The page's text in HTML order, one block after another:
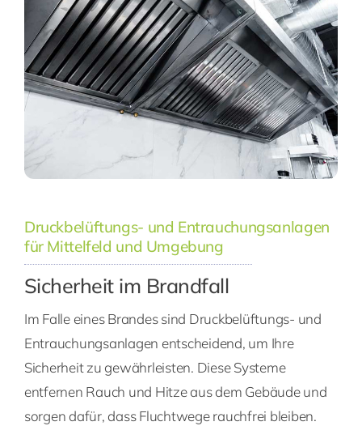
Druckbelüftungs- und Entrauchungsanlagen
für Mittelfeld und Umgebung
Sicherheit im Brandfall
Im Falle eines Brandes sind Druckbelüftungs- und
Entrauchungsanlagen entscheidend, um Ihre
Sicherheit zu gewährleisten. Diese Systeme
entfernen Rauch und Hitze aus dem Gebäude und
sorgen dafür, dass Fluchtwege rauchfrei bleiben.